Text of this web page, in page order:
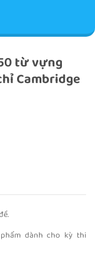
từ vựng
Cambridge
dành cho kỳ thi